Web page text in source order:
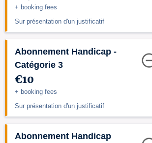
+ booking fees
Sur présentation d'un justificatif
Abonnement Handicap -
Catégorie 3
€10
+ booking fees
Sur présentation d'un justificatif
Abonnement Handicap